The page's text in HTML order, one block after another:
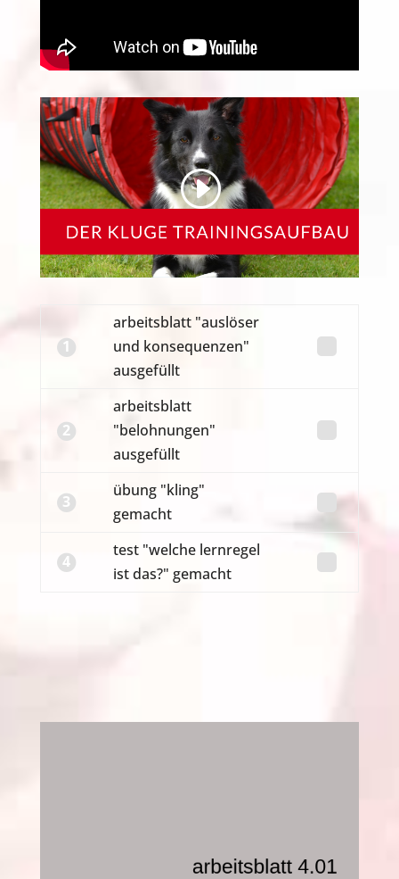
1
arbeitsblatt "auslöser
und konsequenzen"
ausgefüllt
2
arbeitsblatt
"belohnungen"
ausgefüllt
3
übung "kling"
gemacht
4
test "welche lernregel
ist das?" gemacht